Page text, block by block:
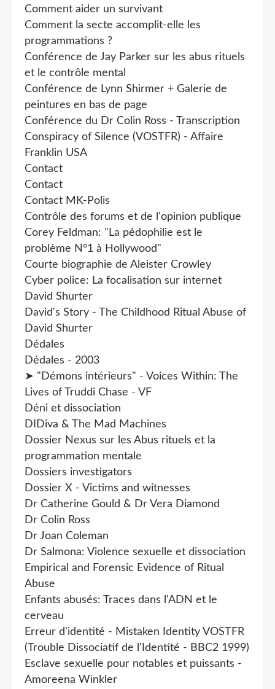
Comment aider un survivant
Comment la secte accomplit-elle les
programmations ?
Conférence de Jay Parker sur les abus rituels
et le contrôle mental
Conférence de Lynn Shirmer + Galerie de
peintures en bas de page
Conférence du Dr Colin Ross - Transcription
Conspiracy of Silence (VOSTFR) - Affaire
Franklin USA
Contact
Contact
Contact MK-Polis
Contrôle des forums et de l'opinion publique
Corey Feldman: "La pédophilie est le
problème N°1 à Hollywood"
Courte biographie de Aleister Crowley
Cyber police: La focalisation sur internet
David Shurter
David's Story - The Childhood Ritual Abuse of
David Shurter
Dédales
Dédales - 2003
➤ "Démons intérieurs" - Voices Within: The
Lives of Truddi Chase - VF
Déni et dissociation
DIDiva & The Mad Machines
Dossier Nexus sur les Abus rituels et la
programmation mentale
Dossiers investigators
Dossier X - Victims and witnesses
Dr Catherine Gould & Dr Vera Diamond
Dr Colin Ross
Dr Joan Coleman
Dr Salmona: Violence sexuelle et dissociation
Empirical and Forensic Evidence of Ritual
Abuse
Enfants abusés: Traces dans l'ADN et le
cerveau
Erreur d'identité - Mistaken Identity VOSTFR
(Trouble Dissociatif de l'Identité - BBC2 1999)
Esclave sexuelle pour notables et puissants -
Amoreena Winkler